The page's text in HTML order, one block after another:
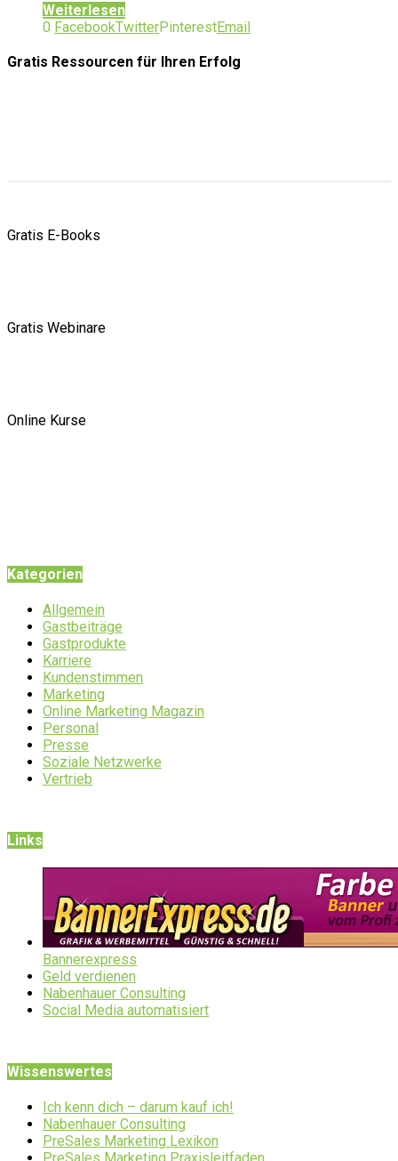
Weiterlesen
0 FacebookTwitterPinterestEmail
Gratis Ressourcen für Ihren Erfolg
Gratis E-Books
Gratis Webinare
Online Kurse
Kategorien
Allgemein
Gastbeiträge
Gastprodukte
Karriere
Kundenstimmen
Marketing
Online Marketing Magazin
Personal
Presse
Soziale Netzwerke
Vertrieb
Links
Bannerexpress
Geld verdienen
Nabenhauer Consulting
Social Media automatisiert
Wissenswertes
Ich kenn dich – darum kauf ich!
Nabenhauer Consulting
PreSales Marketing Lexikon